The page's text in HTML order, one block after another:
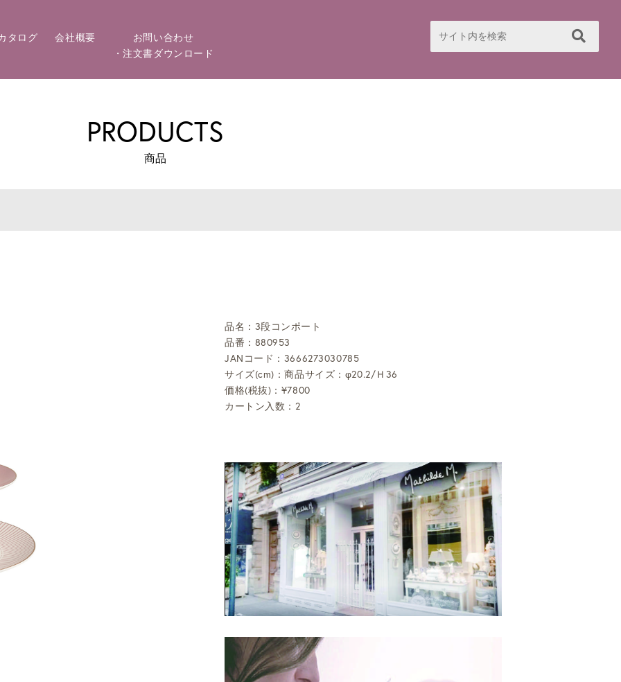
タログ 会社概要
お問い合わせ
・注文書ダウンロード
PRODUCTS
商品
品名：3段コンポート
品番：880953
JANコード：3666273030785
サイズ(cm)：商品サイズ：φ20.2/Ｈ36
価格(税抜)：¥7800
カートン入数：2